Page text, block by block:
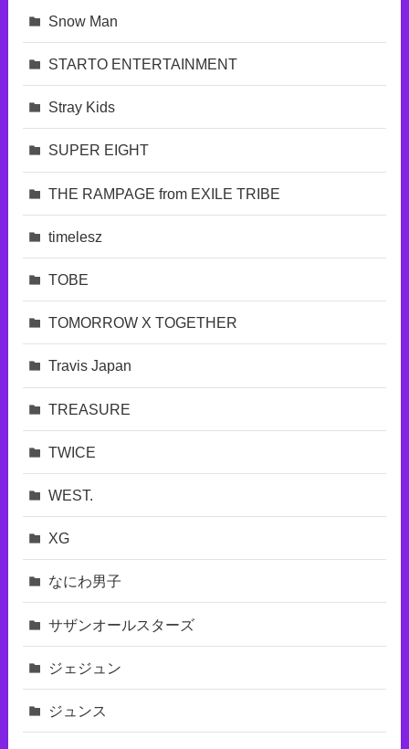
Snow Man
STARTO ENTERTAINMENT
Stray Kids
SUPER EIGHT
THE RAMPAGE from EXILE TRIBE
timelesz
TOBE
TOMORROW X TOGETHER
Travis Japan
TREASURE
TWICE
WEST.
XG
なにわ男子
サザンオールスターズ
ジェジュン
ジュンス